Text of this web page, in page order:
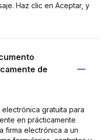
Haz clic en Aceptar, y
de
gratuita para
en prácticamente
firma electrónica a un